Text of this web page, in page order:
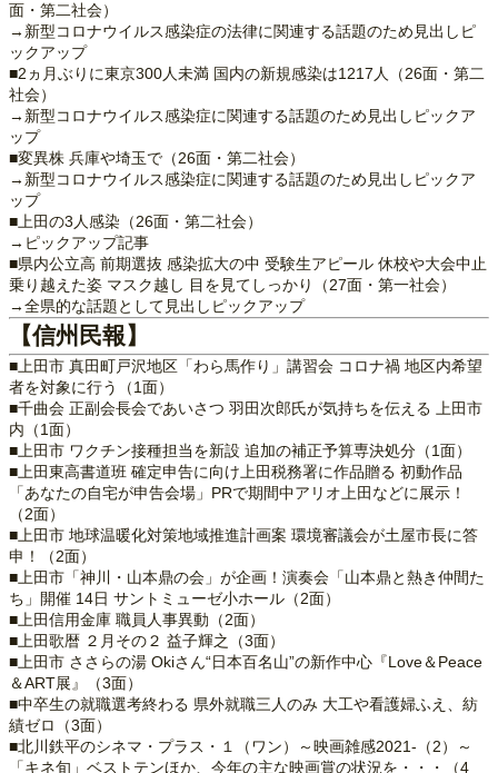
面・第二社会）
→新型コロナウイルス感染症の法律に関連する話題のため見出しピ
ックアップ
■2ヵ月ぶりに東京300人未満 国内の新規感染は1217人（26面・第二
社会）
→新型コロナウイルス感染症に関連する話題のため見出しピックア
ップ
■変異株 兵庫や埼玉で（26面・第二社会）
→新型コロナウイルス感染症に関連する話題のため見出しピックア
ップ
■上田の3人感染（26面・第二社会）
→ピックアップ記事
■県内公立高 前期選抜 感染拡大の中 受験生アピール 休校や大会中止
乗り越えた姿 マスク越し 目を見てしっかり（27面・第一社会）
→全県的な話題として見出しピックアップ
【信州民報】
■上田市 真田町戸沢地区「わら馬作り」講習会 コロナ禍 地区内希望
者を対象に行う（1面）
■千曲会 正副会長会であいさつ 羽田次郎氏が気持ちを伝える 上田市
内（1面）
■上田市 ワクチン接種担当を新設 追加の補正予算専決処分（1面）
■上田東高書道班 確定申告に向け上田税務署に作品贈る 初動作品
「あなたの自宅が申告会場」PRで期間中アリオ上田などに展示！
（2面）
■上田市 地球温暖化対策地域推進計画案 環境審議会が土屋市長に答
申！（2面）
■上田市「神川・山本鼎の会」が企画！演奏会「山本鼎と熱き仲間た
ち」開催 14日 サントミューゼ小ホール（2面）
■上田信用金庫 職員人事異動（2面）
■上田歌暦 ２月その２ 益子輝之（3面）
■上田市 ささらの湯 Okiさん“日本百名山”の新作中心『Love＆Peace
＆ART展』（3面）
■中卒生の就職選考終わる 県外就職三人のみ 大工や看護婦ふえ、紡
績ゼロ（3面）
■北川鉄平のシネマ・プラス・１（ワン）～映画雑感2021-（2）～
「キネ旬」ベストテンほか、今年の主な映画賞の状況を・・・（4